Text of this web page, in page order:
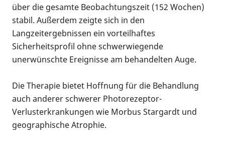
über die gesamte Beobachtungszeit (152 Wochen)
stabil. Außerdem zeigte sich in den
Langzeitergebnissen ein vorteilhaftes
Sicherheitsprofil ohne schwerwiegende
unerwünschte Ereignisse am behandelten Auge.
Die Therapie bietet Hoffnung für die Behandlung
auch anderer schwerer Photorezeptor-
Verlusterkrankungen wie Morbus Stargardt und
geographische Atrophie.